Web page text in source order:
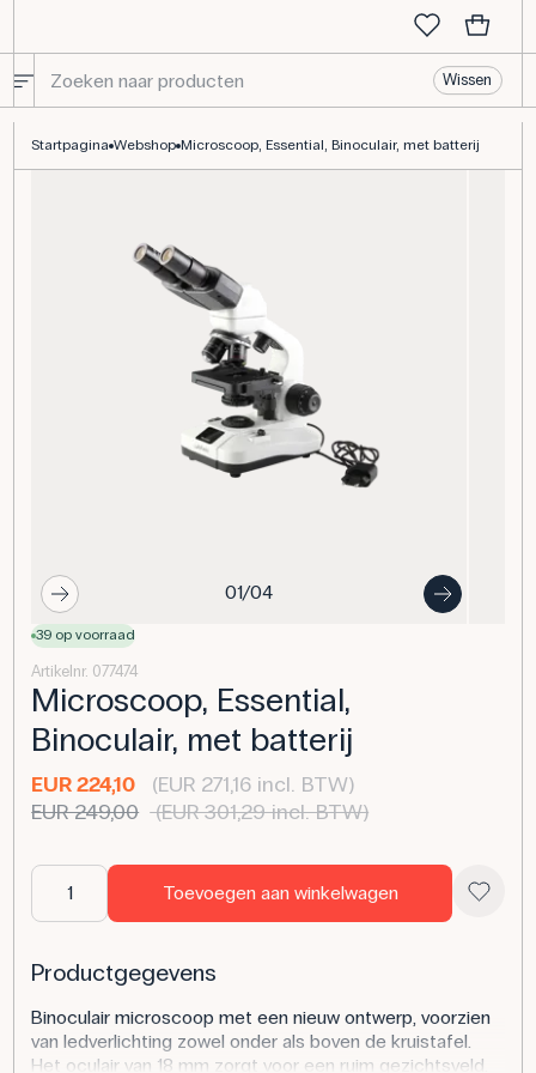
Wissen
Startpagina Webshop Microscoop, Essential, Binoculair, met batterij
01/04
39 op voorraad
Artikelnr. 077474
Microscoop, Essential,
Binoculair, met batterij
EUR 224,10
(EUR 271,16 incl. BTW)
EUR 249,00 (EUR 301,29 incl. BTW)
Toevoegen aan winkelwagen
Productgegevens
Binoculair microscoop met een nieuw ontwerp, voorzien
van ledverlichting zowel onder als boven de kruistafel.
Het oculair van 18 mm zorgt voor een ruim gezichtsveld.